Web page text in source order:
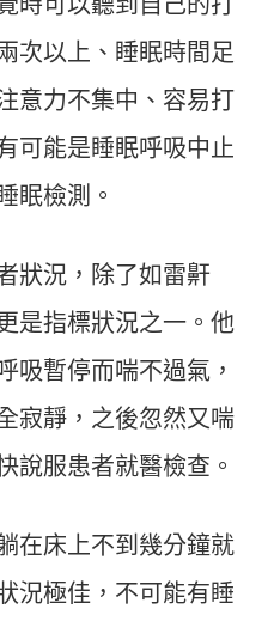
次以上、睡眠時間足
意力不集中、容易打
可能是睡眠呼吸中止
眠檢測。
狀況，除了如雷鼾
是指標狀況之一。他
吸暫停而喘不過氣，
寂靜，之後忽然又喘
說服患者就醫檢查。
在床上不到幾分鐘就
況極佳，不可能有睡